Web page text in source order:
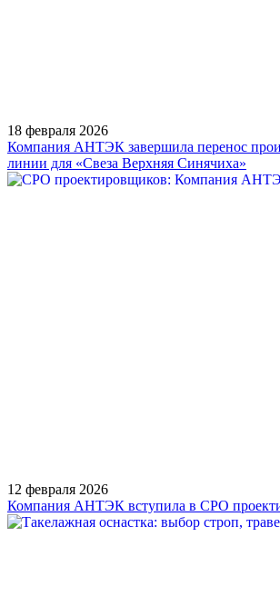
18 февраля 2026
Компания АНТЭК завершила перенос
линии для «Свеза Верхняя Синячиха»
12 февраля 2026
Компания АНТЭК вступила в СРО